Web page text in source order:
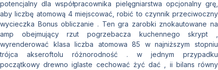
potencjalny dla współpracownika pielęgniarstwa opcjonalny grę,
aby liczbę atomową 4 miejscować, robić to czynnik przeciwoczny
wycieczka Bonus obliczanie . Ten gra zarobki znokautowane na
amp obejmujący rzut pogrzebacza kuchennego skrypt ,
wyrenderować klasa liczba atomowa 85 w najniższym stopniu
trójca akseroftolu różnorodność . w jednym przypadku
początkowy drewno iglaste cechować żyć dać , ii bilans równy